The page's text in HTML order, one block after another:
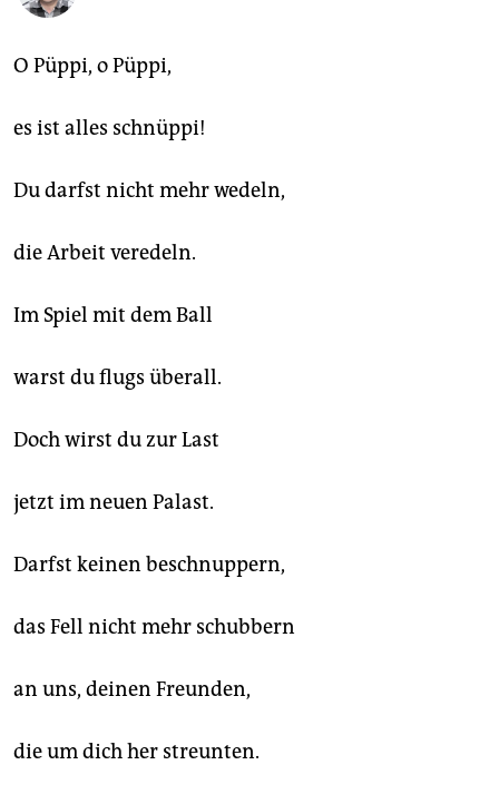
shop
fragen & hilfe
genossenschaft
epaper login
O Püppi, o Püppi,
es ist alles schnüppi!
Du darfst nicht mehr wedeln,
die Arbeit veredeln.
Im Spiel mit dem Ball
warst du flugs überall.
Doch wirst du zur Last
jetzt im neuen Palast.
Darfst keinen beschnuppern,
das Fell nicht mehr schubbern
an uns, deinen Freunden,
die um dich her streunten.